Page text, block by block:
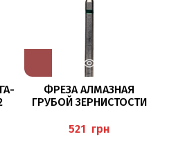
ФРЕЗА АЛМАЗНАЯ
ГРУБОЙ ЗЕРНИСТОСТИ
грн